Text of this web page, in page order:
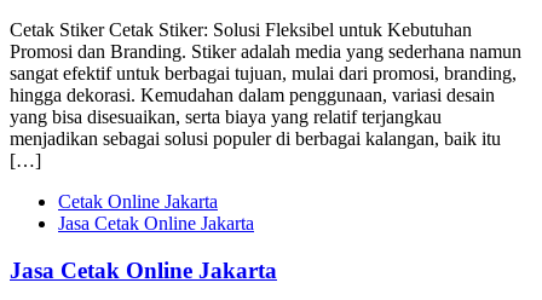
Cetak Stiker Cetak Stiker: Solusi Fleksibel untuk Kebutuhan
Promosi dan Branding. Stiker adalah media yang sederhana namun
sangat efektif untuk berbagai tujuan, mulai dari promosi, branding,
hingga dekorasi. Kemudahan dalam penggunaan, variasi desain
yang bisa disesuaikan, serta biaya yang relatif terjangkau
menjadikan sebagai solusi populer di berbagai kalangan, baik itu
[…]
Cetak Online Jakarta
Jasa Cetak Online Jakarta
Jasa Cetak Online Jakarta